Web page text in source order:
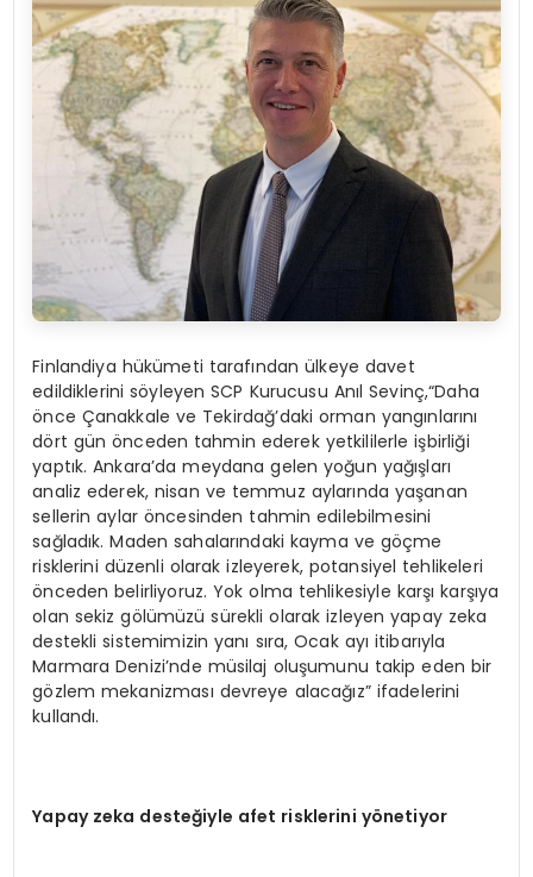
Finlandiya hükümeti tarafından ülkeye davet
edildiklerini söyleyen SCP Kurucusu Anıl Sevinç,“Daha
önce Çanakkale ve Tekirdağ’daki orman yangınlarını
dört gün önceden tahmin ederek yetkililerle işbirliği
yaptık. Ankara’da meydana gelen yoğun yağışları
analiz ederek, nisan ve temmuz aylarında yaşanan
sellerin aylar öncesinden tahmin edilebilmesini
sağladık. Maden sahalarındaki kayma ve göçme
risklerini düzenli olarak izleyerek, potansiyel tehlikeleri
önceden belirliyoruz. Yok olma tehlikesiyle karşı karşıya
olan sekiz gölümüzü sürekli olarak izleyen yapay zeka
destekli sistemimizin yanı sıra, Ocak ayı itibarıyla
Marmara Denizi’nde müsilaj oluşumunu takip eden bir
gözlem mekanizması devreye alacağız” ifadelerini
kullandı.
Yapay zeka desteğiyle afet risklerini yönetiyor